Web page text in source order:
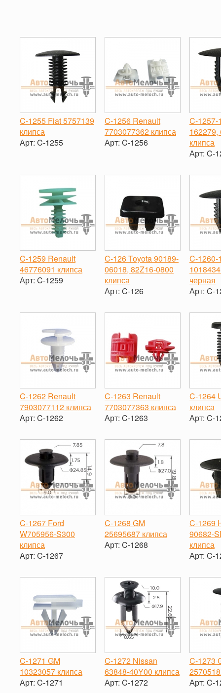
C-1255 Fiat 5757139
клипса
Арт: C-1255
C-1256 Renault
7703077362 клипса
Арт: C-1256
C-1257-
162279,
клипса
Арт: C-
-
C-1259 Renault
46776091 клипса
Арт: C-1259
C-126 Toyota 90189-
06018, 82Z16-0800
клипса
Арт: C-126
-
+
C-1260-
черная
Арт: C-
-
C-1262 Renault
7903077112 клипса
Арт: C-1262
-
+
C-1263 Renault
7703077363 клипса
Арт: C-1263
-
+
C-1264
клипса
Арт: C-
-
C-1267 Ford
W705956-S300
клипса
Арт: C-1267
-
+
C-1268 GM
25695687 клипса
Арт: C-1268
C-1269
90682-
клипса
Арт: C-
-
C-1271 GM
10323057 клипса
Арт: C-1271
C-1272 Nissan
63848-40Y00 клипса
Арт: C-1272
C-1273
Арт: C-